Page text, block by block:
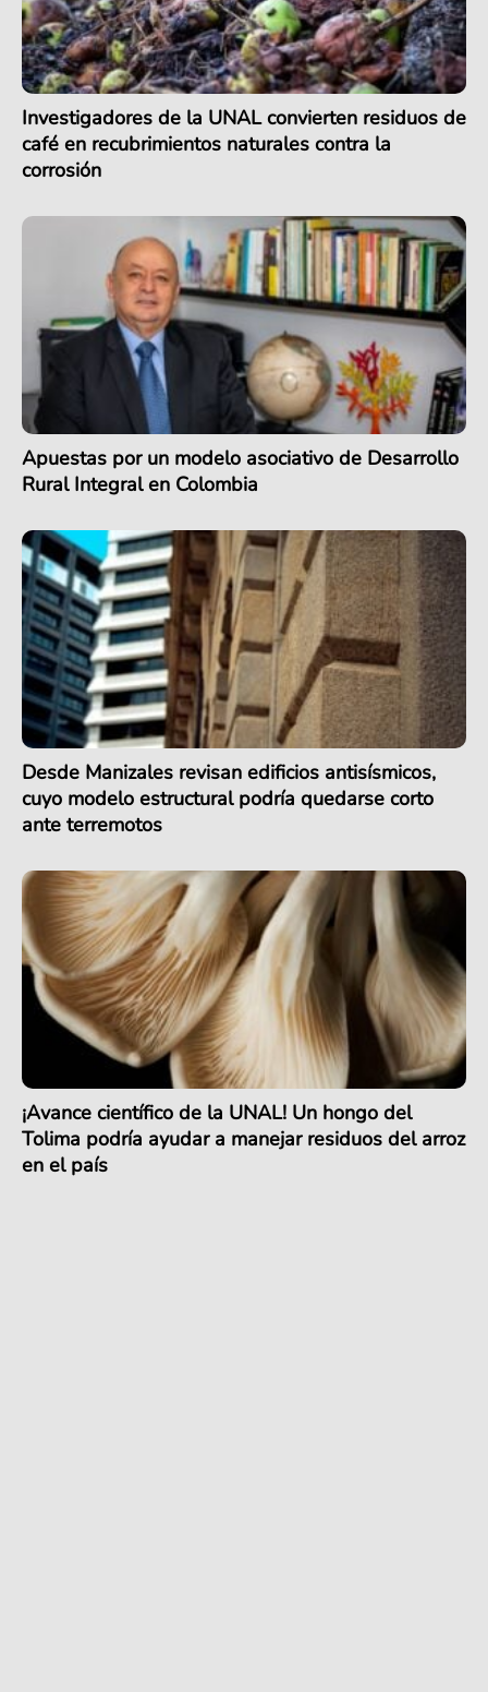
Investigadores de la UNAL convierten residuos de
café en recubrimientos naturales contra la
corrosión
Apuestas por un modelo asociativo de Desarrollo
Rural Integral en Colombia
Desde Manizales revisan edificios antisísmicos,
cuyo modelo estructural podría quedarse corto
ante terremotos
¡Avance científico de la UNAL! Un hongo del
Tolima podría ayudar a manejar residuos del arroz
en el país